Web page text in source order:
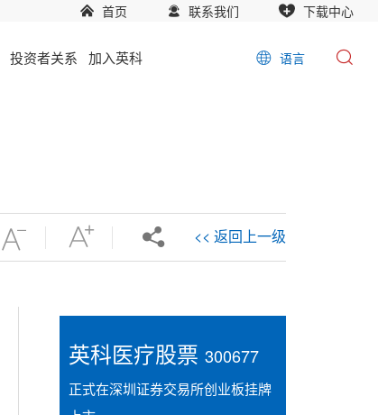
首页 联系我们 下载中心
语言
投资者关系 加入英科
<< 返回上一级
英科医疗股票300677
正式在深圳证券交易所创业板挂牌